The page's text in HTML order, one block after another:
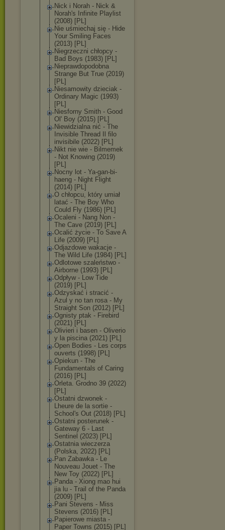
Nick i Norah - Nick &
Norah's Infinite Playlist
(2008) [PL]
Nie uśmiechaj się - Hide
Your Smiling Faces
(2013) [PL]
Niegrzeczni chłopcy -
Bad Boys (1983) [PL]
Nieprawdopodobna
Strange But True (2019)
[PL]
Niesamowity dzieciak -
Ordinary Magic (1993)
[PL]
Niesforny Smith - Good
Ol' Boy (2015) [PL]
Niewidzialna nić - The
Invisible Thread Il filo
invisibile (2022) [PL]
Nikt nie wie - Bilmemek
- Not Knowing (2019)
[PL]
Nocny lot - Ya-gan-bi-
haeng - Night Flight
(2014) [PL]
O chłopcu, który umiał
latać - The Boy Who
Could Fly (1986) [PL]
Ocaleni - Nang Non -
The Cave (2019) [PL]
Ocalić życie - To Save A
Life (2009) [PL]
Odjazdowe wakacje -
The Wild Life (1984) [PL]
Odlotowe szaleństwo -
Airborne (1993) [PL]
Odpływ - Low Tide
(2019) [PL]
Odzyskać i stracić -
Azul y no tan rosa - My
Straight Son (2012) [PL]
Ognisty ptak - Firebird
(2021) [PL]
Olivieri i basen - Oliverio
y la piscina (2021) [PL]
Open Bodies - Les corps
ouverts (1998) [PL]
Opiekun - The
Fundamentals of Caring
(2016) [PL]
Orleta. Grodno 39 (2022)
[PL]
Ostatni dzwonek -
Lheure de la sortie -
School's Out (2018) [PL]
Ostatni posterunek -
Gateway 6 - Last
Sentinel (2023) [PL]
Ostatnia wieczerza
(Polska, 2022) [PL]
Pan Zabawka - Le
Nouveau Jouet - The
New Toy (2022) [PL]
Panda - Xiong mao hui
jia lu - Trail of the Panda
(2009) [PL]
Pani Stevens - Miss
Stevens (2016) [PL]
Papierowe miasta -
Paper Towns (2015) [PL]